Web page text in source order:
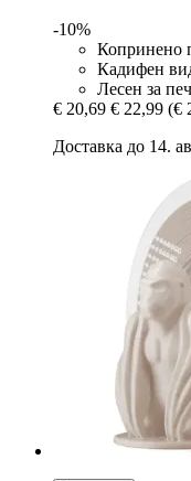
-10%
Копринено
Кадифен
Лесен за
€ 20,69 € 22,99 (€
Доставка до 14.